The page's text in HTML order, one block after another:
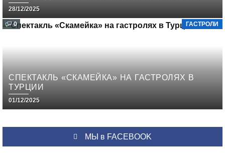
28/12/2025
0 ГАСТРОЛИ
СПЕКТАКЛЬ «СКАМЕЙКА» НА ГАСТРОЛЯХ В
ТУРЦИИ
01/12/2025
МЫ в FACEBOOK